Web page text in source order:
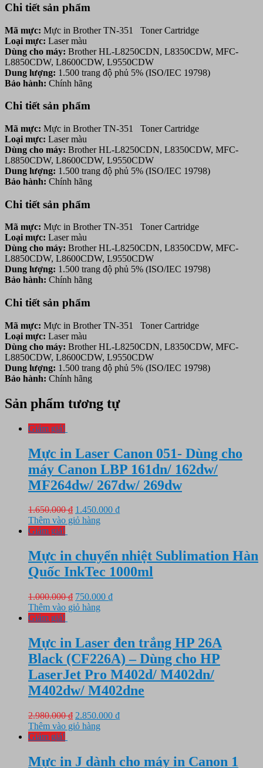
Chi tiết sản phẩm
Mã mực: Mực in Brother TN-351 Toner Cartridge
Loại mực: Laser màu
Dùng cho máy: Brother HL-L8250CDN, L8350CDW, MFC-
L8850CDW, L8600CDW, L9550CDW
Dung lượng: 1.500 trang độ phủ 5% (ISO/IEC 19798)
Bảo hành: Chính hãng
Chi tiết sản phẩm
Mã mực: Mực in Brother TN-351 Toner Cartridge
Loại mực: Laser màu
Dùng cho máy: Brother HL-L8250CDN, L8350CDW, MFC-
L8850CDW, L8600CDW, L9550CDW
Dung lượng: 1.500 trang độ phủ 5% (ISO/IEC 19798)
Bảo hành: Chính hãng
Chi tiết sản phẩm
Mã mực: Mực in Brother TN-351 Toner Cartridge
Loại mực: Laser màu
Dùng cho máy: Brother HL-L8250CDN, L8350CDW, MFC-
L8850CDW, L8600CDW, L9550CDW
Dung lượng: 1.500 trang độ phủ 5% (ISO/IEC 19798)
Bảo hành: Chính hãng
Chi tiết sản phẩm
Mã mực: Mực in Brother TN-351 Toner Cartridge
Loại mực: Laser màu
Dùng cho máy: Brother HL-L8250CDN, L8350CDW, MFC-
L8850CDW, L8600CDW, L9550CDW
Dung lượng: 1.500 trang độ phủ 5% (ISO/IEC 19798)
Bảo hành: Chính hãng
Sản phẩm tương tự
Giảm giá!
Mực in Laser Canon 051- Dùng cho
máy Canon LBP 161dn/ 162dw/
MF264dw/ 267dw/ 269dw
1.650.000₫ Giá
gốc
1.450.000 ₫Giá
1.450.000 ₫.
Thêm vào giỏ hàng
Giảm giá!
Mực in chuyển nhiệt Sublimation Hàn
Quốc InkTec 1000ml
1.000.000₫ Giá
gốc
750.000 ₫Giá
750.000 ₫.
Thêm vào giỏ hàng
Giảm giá!
Mực in Laser đen trắng HP 26A
Black (CF226A) – Dùng cho HP
LaserJet Pro M402d/ M402dn/
M402dw/ M402dne
2.980.000₫ Giá
gốc
2.850.000 ₫Giá
2.850.000 ₫.
Thêm vào giỏ hàng
Giảm giá!
Mực in J dành cho máy in Canon 1